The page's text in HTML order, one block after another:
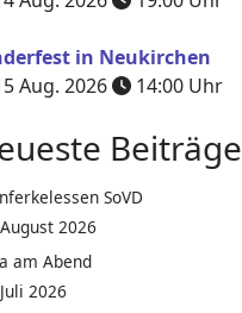
in Neukirchen
Aug. 2026
14:00 Uhr
Beiträge
SoVD
2026
am Abend
2026